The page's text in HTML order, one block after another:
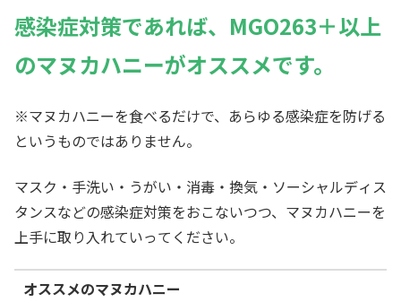
感染症対策であれば、MGO263＋以上
のマヌカハニーがオススメです。
※マヌカハニーを食べるだけで、あらゆる感染症を防げる
というものではありません。
マスク・手洗い・うがい・消毒・換気・ソーシャルディス
タンスなどの感染症対策をおこないつつ、マヌカハニーを
上手に取り入れていってください。
オススメのマヌカハニー